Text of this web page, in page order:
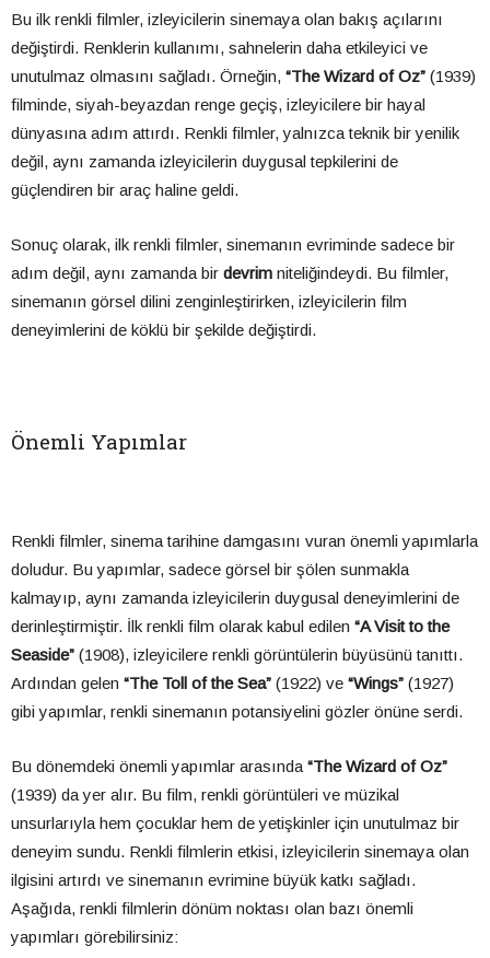
Bu ilk renkli filmler, izleyicilerin sinemaya olan bakış açılarını
değiştirdi. Renklerin kullanımı, sahnelerin daha etkileyici ve
unutulmaz olmasını sağladı. Örneğin, “The Wizard of Oz” (1939)
filminde, siyah-beyazdan renge geçiş, izleyicilere bir hayal
dünyasına adım attırdı. Renkli filmler, yalnızca teknik bir yenilik
değil, aynı zamanda izleyicilerin duygusal tepkilerini de
güçlendiren bir araç haline geldi.
Sonuç olarak, ilk renkli filmler, sinemanın evriminde sadece bir
adım değil, aynı zamanda bir devrim niteliğindeydi. Bu filmler,
sinemanın görsel dilini zenginleştirirken, izleyicilerin film
deneyimlerini de köklü bir şekilde değiştirdi.
Önemli Yapımlar
Renkli filmler, sinema tarihine damgasını vuran önemli yapımlarla
doludur. Bu yapımlar, sadece görsel bir şölen sunmakla
kalmayıp, aynı zamanda izleyicilerin duygusal deneyimlerini de
derinleştirmiştir. İlk renkli film olarak kabul edilen “A Visit to the
Seaside” (1908), izleyicilere renkli görüntülerin büyüsünü tanıttı.
Ardından gelen “The Toll of the Sea” (1922) ve “Wings” (1927)
gibi yapımlar, renkli sinemanın potansiyelini gözler önüne serdi.
Bu dönemdeki önemli yapımlar arasında“The Wizard of Oz”
(1939) da yer alır. Bu film, renkli görüntüleri ve müzikal
unsurlarıyla hem çocuklar hem de yetişkinler için unutulmaz bir
deneyim sundu. Renkli filmlerin etkisi, izleyicilerin sinemaya olan
ilgisini artırdı ve sinemanın evrimine büyük katkı sağladı.
Aşağıda, renkli filmlerin dönüm noktası olan bazı önemli
yapımları görebilirsiniz: